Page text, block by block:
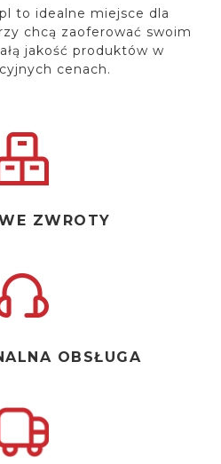
to idealne miejsce dla
chcą zaoferować swoim
jakość produktów w
cenach.
ZWROTY
OBSŁUGA